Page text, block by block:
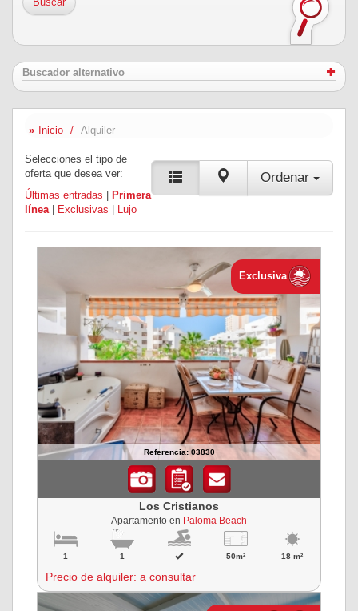
Buscador alternativo
Inicio Alquiler
Ordenar
Selecciones el tipo de
oferta que desea ver:
Últimas entradas
Primera
línea
Exclusivas Lujo
Exclusiva
Referencia: 03830
Los Cristianos
Apartamento en Paloma Beach
1 1 50m² 18 m²
Precio de alquiler: a consultar